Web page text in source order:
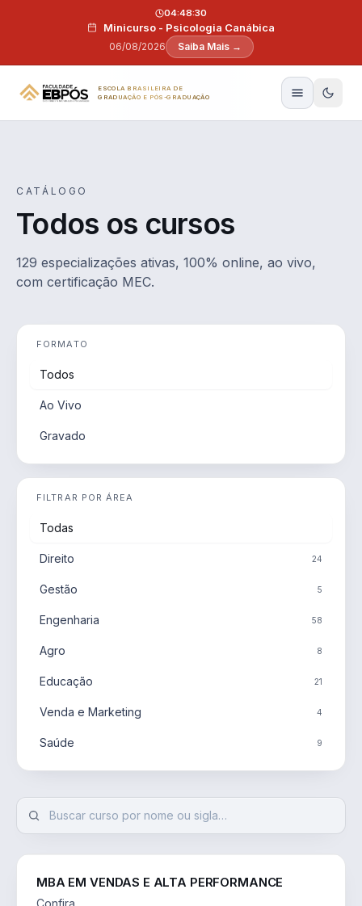
Minicurso - Psicologia Canábica
06/08/2026
04:48:29
Saiba Mais →
ESCOLA BRASILEIRA DE
GRADUAÇÃO E PÓS-GRADUAÇÃO
CATÁLOGO
Todos os cursos
129 especializações ativas, 100% online, ao vivo,
com certificação MEC.
FORMATO
Todos
Ao Vivo
Gravado
FILTRAR POR ÁREA
Todas
Direito 24
Gestão 5
Engenharia 58
Agro 8
Educação 21
Venda e Marketing 4
Saúde 9
MBA EM VENDAS E ALTA PERFORMANCE
Confira